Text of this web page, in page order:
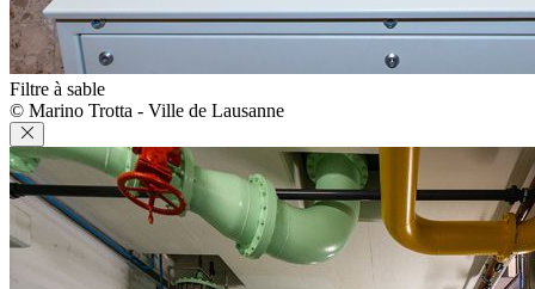
Filtre à sable
© Marino Trotta - Ville de Lausanne